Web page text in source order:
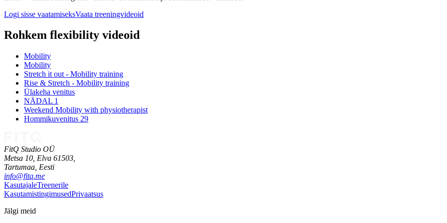
Logi sisse vaatamiseksVaata treeningvideoid
Rohkem flexibility videoid
Mobility
Mobility
Stretch it out - Mobility training
Rise & Stretch - Mobility training
Ülakeha venitus
NÄDAL 1
Weekend Mobility with physiotherapist
Hommikuvenitus 29
FitQ Studio OÜ
Metsa 10, Elva 61503,
Tartumaa, Eesti
info@fitq.me
KasutajaleTreenerile
KasutamistingimusedPrivaatsus
Jälgi meid